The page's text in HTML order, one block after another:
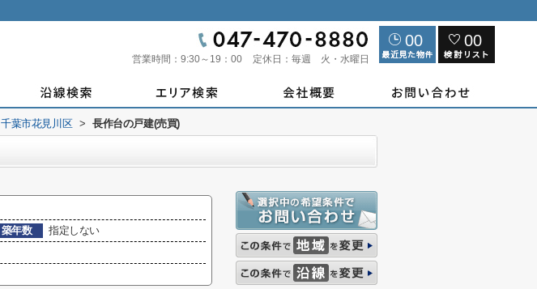
営業時間： 9:30～19：00 定休日： 毎週 火・水曜日
00 00
千葉市花見川区 > 長作台の戸建(売買)
築年数
指定しない